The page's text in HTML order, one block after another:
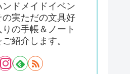
ドメイドイベン
の実ただの文具好
の手帳＆ノート
紹介します。